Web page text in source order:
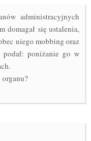
administracyjnych
się ustalenia,
niego mobbing oraz
podał: poniżanie go w